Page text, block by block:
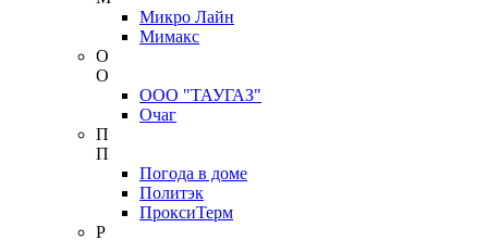
Микро Лайн
Мимакс
О
О
ООО "ТАУГАЗ"
Очаг
П
П
Погода в доме
Политэк
ПроксиТерм
Р